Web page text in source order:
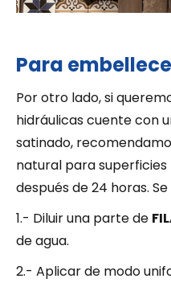
Para
Por otro lado, si
hidráulicas cuente con
satinado,
natural para superficies
después de 24 horas.
1.- Diluir una parte de
de agua.
2.- Aplicar de modo